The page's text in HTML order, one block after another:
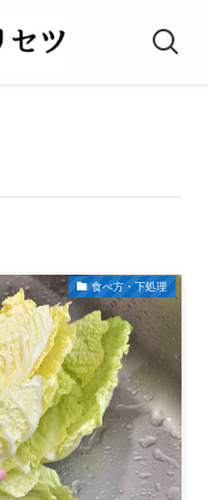
食べ方・下処理